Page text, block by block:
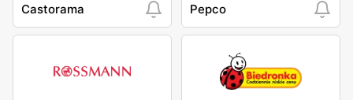
Castorama Pepco